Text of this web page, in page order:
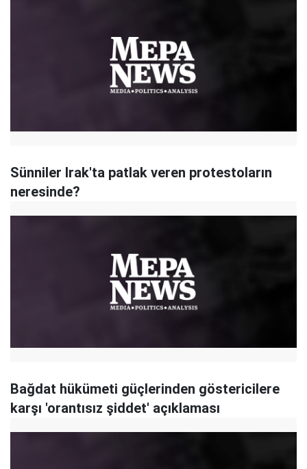
Sünniler Irak'ta patlak veren protestoların
neresinde?
Bağdat hükümeti güçlerinden göstericilere
karşı 'orantısız şiddet' açıklaması